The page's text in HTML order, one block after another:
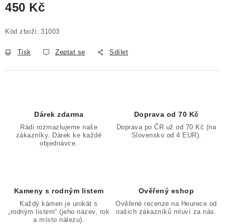
450 Kč
Kód zboží: 31003
Tisk Zeptat se Sdílet
Dárek zdarma
Rádi rozmazlujeme naše
zákazníky. Dárek ke každé
objednávce.
Doprava od 70 Kč
Doprava po ČR už od 70 Kč (na
Slovensko od 4 EUR).
Kameny s rodným listem
Každý kámen je unikát s
„rodným listem“ (jeho název, rok
a místo nálezu).
Ověřený eshop
Ověřené recenze na Heurece od
našich zákazníků mluví za nás.